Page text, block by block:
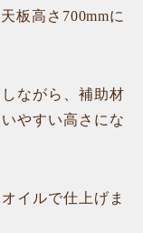
板高さ700mmに
ながら、補助材
やすい高さにな
イルで仕上げま